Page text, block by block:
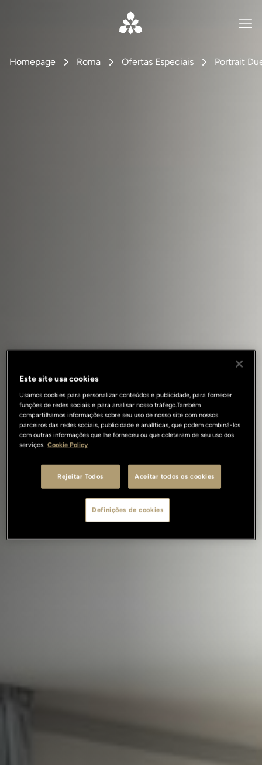
Homepage Roma Ofertas Especiais Portrait
Este site usa cookies
Usamos cookies para personalizar conteúdos e publicidade, para fornecer
funções de redes sociais e para analisar nosso tráfego.Também
compartilhamos informações sobre seu uso de nosso site com nossos
parceiros das redes sociais, publicidade e analíticas, que podem combiná-los
com outras informações que lhe forneceu ou que coletaram de seu uso dos
serviços. Cookie Policy
Rejeitar Todos Aceitar todos os cookies
Definições de cookies